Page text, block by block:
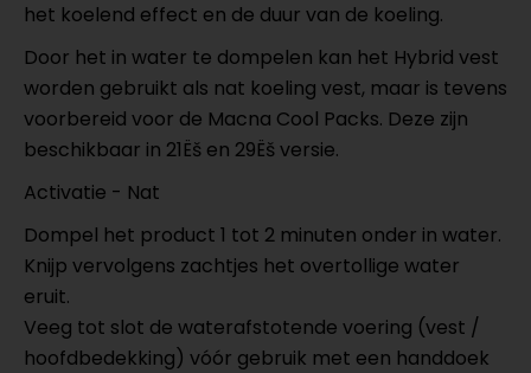
het koelend effect en de duur van de koeling.
Door het in water te dompelen kan het Hybrid vest
worden gebruikt als nat koeling vest, maar is tevens
voorbereid voor de Macna Cool Packs. Deze zijn
beschikbaar in 21Ëš en 29Ëš versie.
Activatie - Nat
Dompel het product 1 tot 2 minuten onder in water.
Knijp vervolgens zachtjes het overtollige water
eruit.
Veeg tot slot de waterafstotende voering (vest /
hoofdbedekking) vóór gebruik met een handdoek